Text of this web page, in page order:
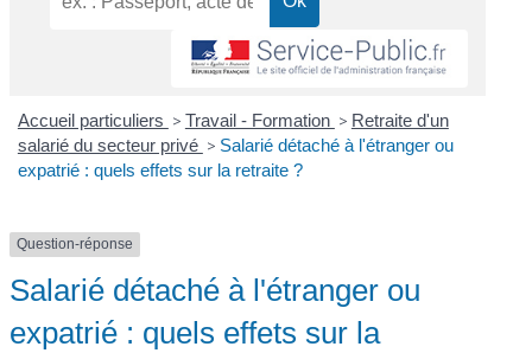
Accueil particuliers > Travail - Formation > Retraite d'un
salarié du secteur privé > Salarié détaché à l'étranger ou
expatrié : quels effets sur la retraite ?
Question-réponse
Salarié détaché à l'étranger ou
expatrié : quels effets sur la